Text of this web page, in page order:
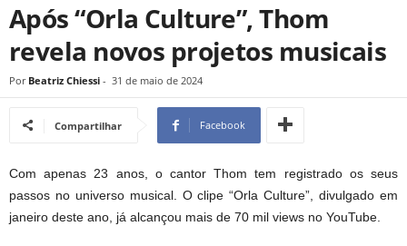
Após “Orla Culture”, Thom
revela novos projetos musicais
Por Beatriz Chiessi - 31 de maio de 2024
Compartilhar Facebook
Com apenas 23 anos, o cantor Thom tem registrado os seus
passos no universo musical. O clipe “Orla Culture”, divulgado em
janeiro deste ano, já alcançou mais de 70 mil views no YouTube.